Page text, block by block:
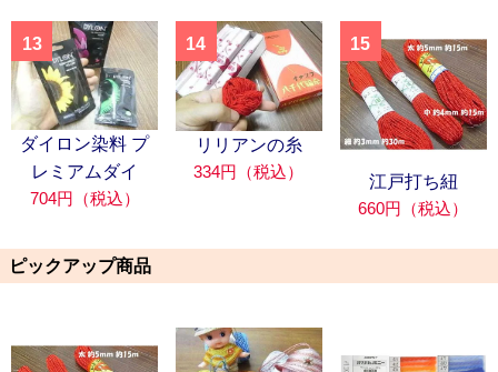
13
ダイロン染料 プ
レミアムダイ
704円（税込）
14
リリアンの糸
334円（税込）
15
江戸打ち紐
660円（税込）
ピックアップ商品